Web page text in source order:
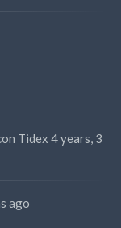
Tidex 4 years, 3
ago